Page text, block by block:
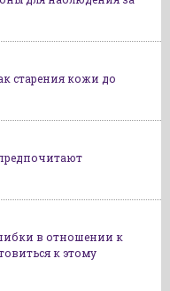
старения кожи до
в отношении к
к этому